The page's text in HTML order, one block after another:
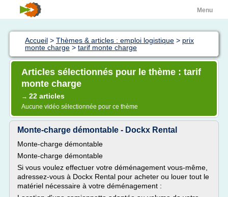
Menu
Accueil > Thèmes & articles : emploi logistique > prix
monte charge > tarif monte charge
Articles sélectionnés pour le thème : tarif
monte charge
→ 22 articles
Aucune vidéo sélectionnée pour ce thème
Monte-charge démontable - Dockx Rental
Monte-charge démontable
Monte-charge démontable
Si vous voulez effectuer votre déménagement vous-même,
adressez-vous à Dockx Rental pour acheter ou louer tout le
matériel nécessaire à votre déménagement :